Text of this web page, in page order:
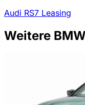
Audi RS7 Leasing
Weitere